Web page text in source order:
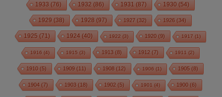
1933 (76) 1932 (86) 1931 (87) 1930 (54)
1929 (38) 1928 (97) 1927 (32) 1926 (34)
1925 (71) 1924 (40) 1922 (3) 1920 (9) 1917 (1)
1916 (4) 1915 (3) 1913 (8) 1912 (7) 1911 (2)
1910 (5) 1909 (11) 1908 (12) 1906 (1) 1905 (8)
1904 (7) 1903 (18) 1902 (5) 1901 (4) 1900 (6)